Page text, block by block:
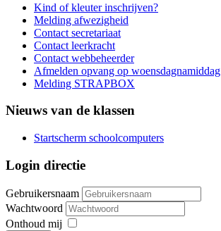
Kind of kleuter inschrijven?
Melding afwezigheid
Contact secretariaat
Contact leerkracht
Contact webbeheerder
Afmelden opvang op woensdagnamiddag
Melding STRAPBOX
Nieuws van de klassen
Startscherm schoolcomputers
Login directie
Gebruikersnaam
Wachtwoord
Onthoud mij